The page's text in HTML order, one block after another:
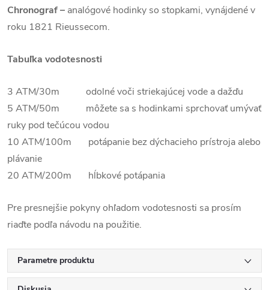
Chronograf – analógové hodinky so stopkami, vynájdené v
roku 1821 Rieussecom.
Tabuľka vodotesnosti
3 ATM/30m odolné voči striekajúcej vode a dažďu
5 ATM/50m môžete sa s hodinkami sprchovať umývať
ruky pod tečúcou vodou
10 ATM/100m potápanie bez dýchacieho prístroja alebo
plávanie
20 ATM/200m hĺbkové potápania
Pre presnejšie pokyny ohľadom vodotesnosti sa prosím
riaďte podľa návodu na použitie.
Parametre produktu